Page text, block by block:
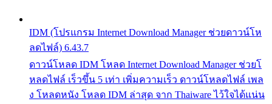
IDM (โปรแกรม Internet Download Manager ช่วยดาวน์โห
ลดไฟล์) 6.43.7
ดาวน์โหลด IDM โหลด Internet Download Manager ช่วยโ
หลดไฟล์ เร็วขึ้น 5 เท่า เพิ่มความเร็ว ดาวน์โหลดไฟล์ เพล
ง โหลดหนัง โหลด IDM ล่าสุด จาก Thaiware ไว้ใจได้แน่น